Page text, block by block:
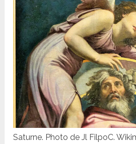
Saturne. Photo de Jl FilpoC.